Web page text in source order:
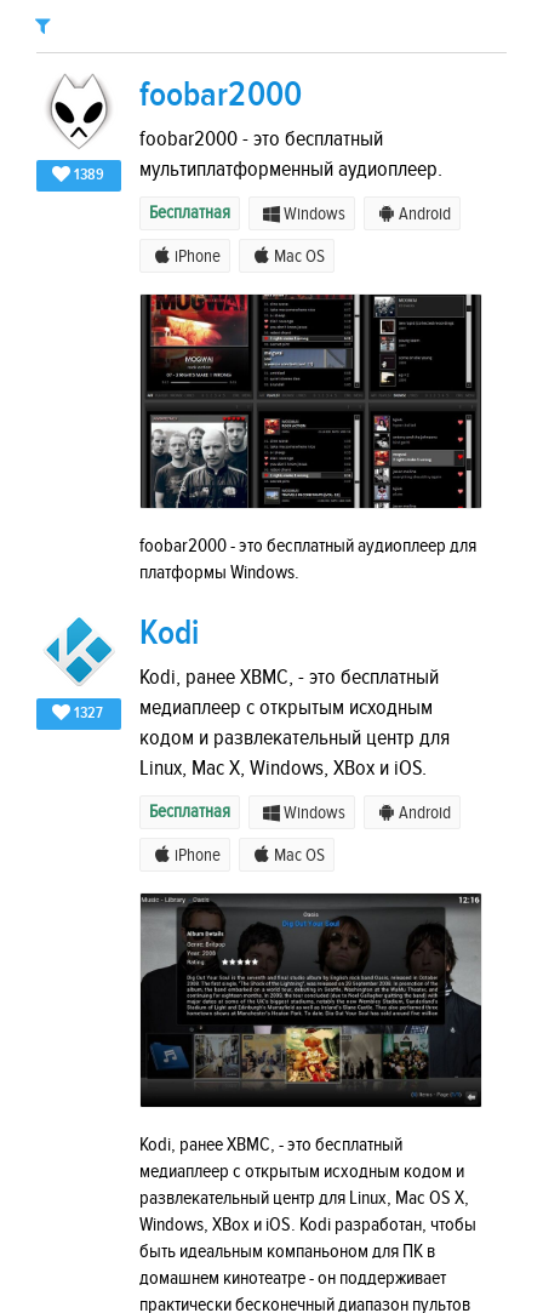
1389
foobar2000
foobar2000 - это бесплатный
мультиплатформенный аудиоплеер.
Бесплатная Windows Android
iPhone Mac OS
foobar2000 - это бесплатный аудиоплеер для
платформы Windows.
1327
Kodi
Kodi, ранее XBMC, - это бесплатный
медиаплеер с открытым исходным
кодом и развлекательный центр для
Linux, Mac X, Windows, XBox и iOS.
Бесплатная Windows Android
iPhone Mac OS
Kodi, ранее XBMC, - это бесплатный
медиаплеер с открытым исходным кодом и
развлекательный центр для Linux, Mac OS X,
Windows, XBox и iOS. Kodi разработан, чтобы
быть идеальным компаньоном для ПК в
домашнем кинотеатре - он поддерживает
практически бесконечный диапазон пультов